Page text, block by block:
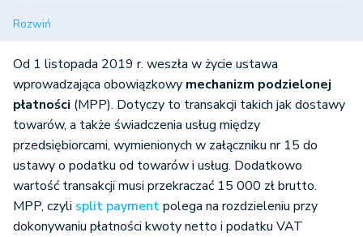
Rozwiń
Od 1 listopada 2019 r. weszła w życie ustawa
wprowadzająca obowiązkowy mechanizm podzielonej
płatności (MPP). Dotyczy to transakcji takich jak dostawy
towarów, a także świadczenia usług między
przedsiębiorcami, wymienionych w załączniku nr 15 do
ustawy o podatku od towarów i usług. Dodatkowo
wartość transakcji musi przekraczać 15 000 zł brutto.
MPP, czyli split paymentpolega na rozdzieleniu przy
dokonywaniu płatności kwoty netto i podatku VAT